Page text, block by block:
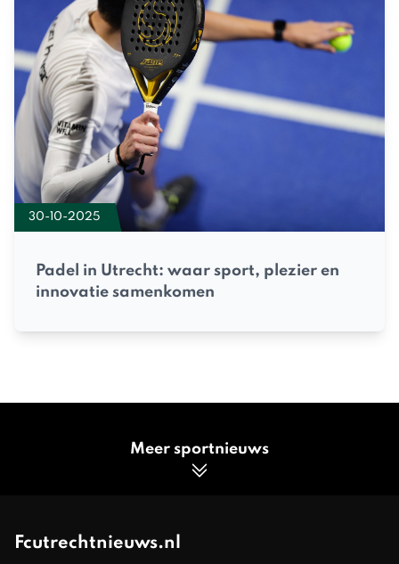
30-10-2025
Padel in Utrecht: waar sport, plezier en
innovatie samenkomen
Meer sportnieuws
Fcutrechtnieuws.nl